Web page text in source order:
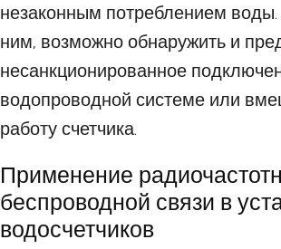
незаконным потреблением
ним, возможно обнаружить и
несанкционированное
водопроводной системе или
работу счетчика.
Применение
беспроводной связи в
водосчетчиков